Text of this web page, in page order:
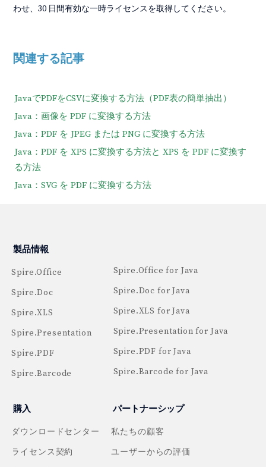
わせ、30 日間有効な一時ライセンスを取得してください。
関連する記事
JavaでPDFをCSVに変換する方法（PDF表の簡単抽出）
Java：画像を PDF に変換する方法
Java：PDF を JPEG または PNG に変換する方法
Java：PDF を XPS に変換する方法と XPS を PDF に変換す
る方法
Java：SVG を PDF に変換する方法
製品情報
Spire.Office
Spire.Doc
Spire.XLS
Spire.Presentation
Spire.PDF
Spire.Barcode
Spire.Office for Java
Spire.Doc for Java
Spire.XLS for Java
Spire.Presentation for Java
Spire.PDF for Java
Spire.Barcode for Java
購入
ダウンロードセンター
ライセンス契約
パートナーシップ
私たちの顧客
ユーザーからの評価